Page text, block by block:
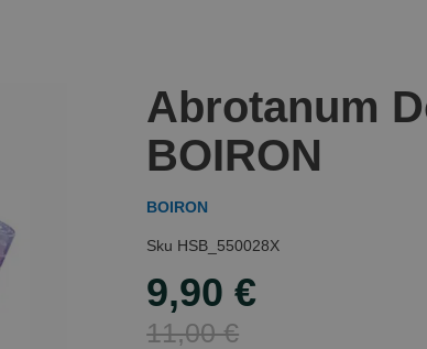
Abrotanum
BOIRON
BOIRON
HSB_550028X
Special
Price
9,90 €
11,00 €